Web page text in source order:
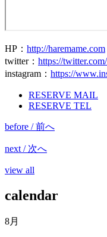
HP ： http://haremame.com
twitter： https://
instagram ： https://
RESERVE MAIL
RESERVE TEL
before / 前へ
next / 次へ
view all
calendar
8月